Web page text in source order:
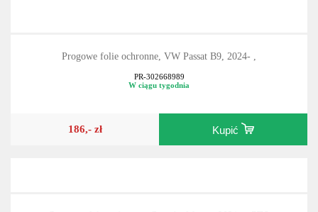
Progowe folie ochronne, VW Passat B9, 2024- ,
PR-302668989
W ciągu tygodnia
186,- zł Kupić